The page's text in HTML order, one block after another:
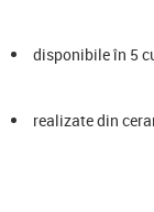
disponibile în 5
realizate din